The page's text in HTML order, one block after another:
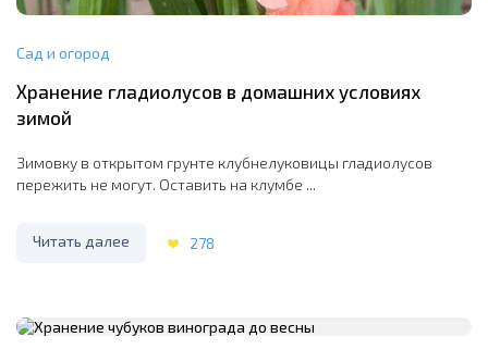
Сад и огород
Хранение гладиолусов в домашних условиях
зимой
Зимовку в открытом грунте клубнелуковицы гладиолусов
пережить не могут. Оставить на клумбе ...
Читать далее 278